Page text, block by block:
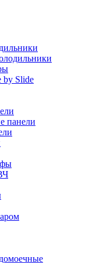
by Slide
панели